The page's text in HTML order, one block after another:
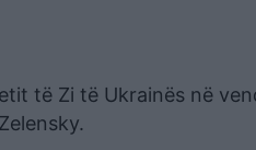
të Zi të Ukrainës në